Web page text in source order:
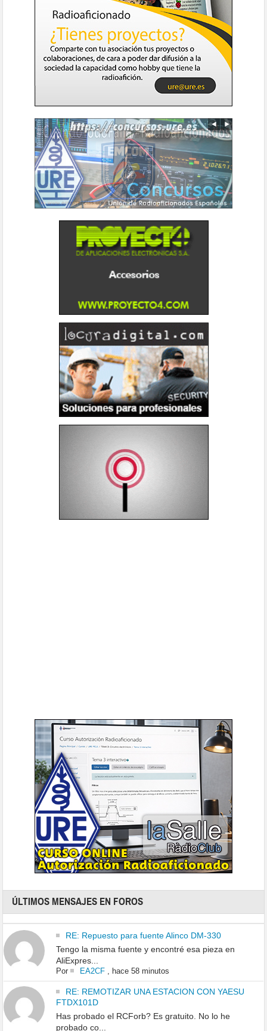
ÚLTIMOS MENSAJES EN FOROS
RE: Repuesto para fuente Alinco DM-330
Tengo la misma fuente y encontré esa pieza en
AliExpres...
Por EA2CF, hace 58 minutos
RE: REMOTIZAR UNA ESTACION CON YAESU
FTDX101D
Has probado el RCForb? Es gratuito. No lo he
probado co...